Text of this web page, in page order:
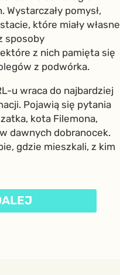
pomysł,
które miały własne
sposoby
z nich pamięta się
z podwórka.
u wraca do najbardziej
Pojawią się pytania
kota Filemona,
dawnych dobranocek.
gdzie mieszkali, z kim